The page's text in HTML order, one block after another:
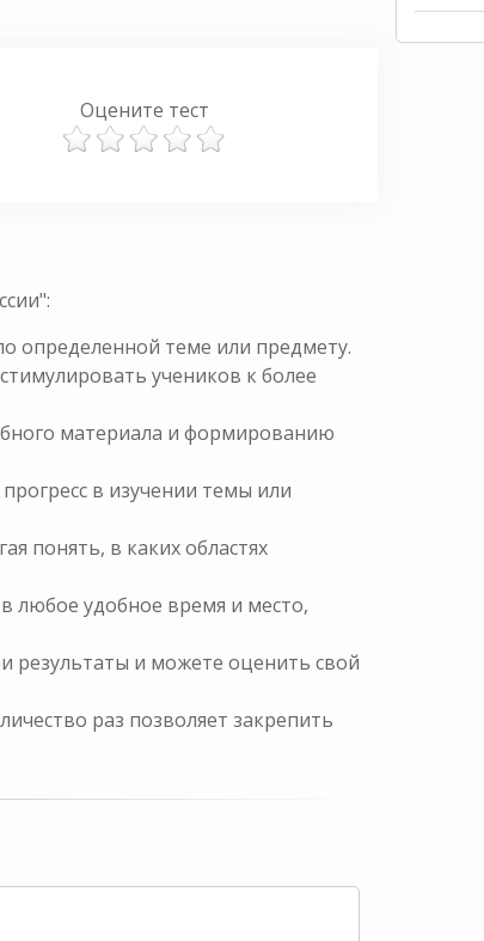
Оцените тест
определенной теме или предмету.
учеников к более
материала и формированию
в изучении темы или
понять, в каких областях
любое удобное время и место,
результаты и можете оценить свой
раз позволяет закрепить